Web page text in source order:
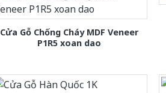
Cửa Gỗ Chống Cháy MDF Veneer
P1R5 xoan dao